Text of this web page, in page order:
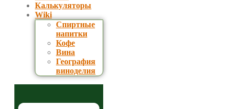
Калькуляторы
Wiki
Спиртные
напитки
Кофе
Вина
География
виноделия